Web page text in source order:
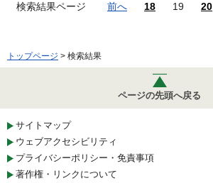
検索結果ページ 前へ 18 19 20
トップページ > 検索結果
ページの先頭へ戻る
サイトマップ
ウェブアクセシビリティ
プライバシーポリシー・免責事項
著作権・リンクについて